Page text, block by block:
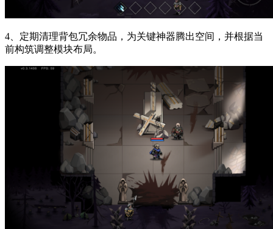
4、定期清理背包冗余物品，为关键神器腾出空间，并根据当
前构筑调整模块布局。